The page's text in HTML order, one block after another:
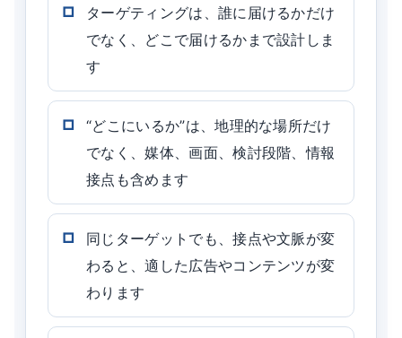
ターゲティングは、誰に届けるかだけ
でなく、どこで届けるかまで設計しま
す
“どこにいるか”は、地理的な場所だけ
でなく、媒体、画面、検討段階、情報
接点も含めます
同じターゲットでも、接点や文脈が変
わると、適した広告やコンテンツが変
わります